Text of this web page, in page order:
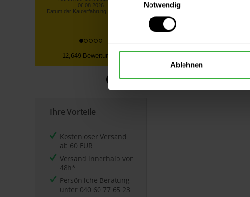
Notwendig
Ablehnen
Datum der Veröffentlichung:
06.08.2026
12,649 Bewertungen
Ihre Vorteile
Kostenloser Versand
ab 60 EUR
Versand innerhalb von
48h*
Persönliche Beratung
unter 040 60 77 65 23